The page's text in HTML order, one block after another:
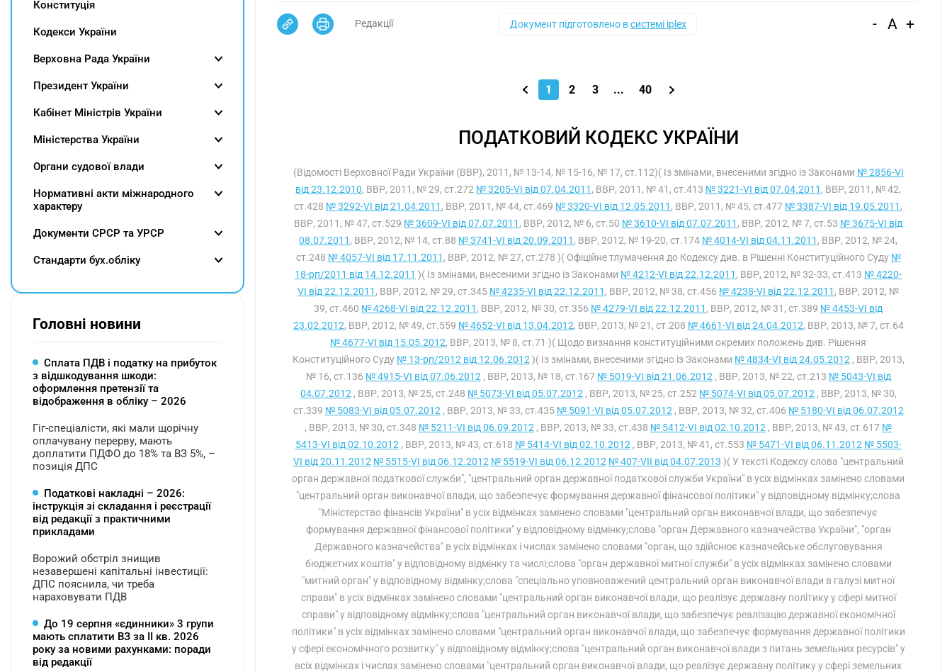
Редакції Документ підготовлено всистемі iplex - A +
1 2 3 ... 40
ПОДАТКОВИЙ КОДЕКС УКРАЇНИ
(Відомості Верховної Ради України (ВВР), 2011, № 13-14, № 15-16, № 17, ст.112)( Із змінами, внесеними згідно із Законами № 2856-VI
від 23.12.2010, ВВР, 2011, № 29, ст.272 № 3205-VI від 07.04.2011 , ВВР, 2011, № 41, ст.413 № 3221-VI від 07.04.2011 , ВВР, 2011, № 42,
ст.428 № 3292-VI від 21.04.2011 , ВВР, 2011, № 44, ст.469 № 3320-VI від 12.05.2011 , ВВР, 2011, № 45, ст.477 № 3387-VI від 19.05.2011 ,
ВВР, 2011, № 47, ст.529 № 3609-VI від 07.07.2011 , ВВР, 2012, № 6, ст.50 № 3610-VI від 07.07.2011 , ВВР, 2012, № 7, ст.53 № 3675-VI від
08.07.2011 , ВВР, 2012, № 14, ст.88 № 3741-VI від 20.09.2011 , ВВР, 2012, № 19-20, ст.174 № 4014-VI від 04.11.2011 , ВВР, 2012, № 24,
ст.248 № 4057-VI від 17.11.2011 , ВВР, 2012, № 27, ст.278 )( Офіційне тлумачення до Кодексу див. в Рішенні Конституційного Суду №
18-рп/2011 від 14.12.2011 )( Із змінами, внесеними згідно із Законами № 4212-VI від 22.12.2011 , ВВР, 2012, № 32-33, ст.413 № 4220-
VI від 22.12.2011 , ВВР, 2012, № 29, ст.345 № 4235-VI від 22.12.2011 , ВВР, 2012, № 38, ст.456 № 4238-VI від 22.12.2011 , ВВР, 2012, №
39, ст.460 № 4268-VI від 22.12.2011 , ВВР, 2012, № 30, ст.356 № 4279-VI від 22.12.2011 , ВВР, 2012, № 31, ст.389 № 4453-VI від
23.02.2012, ВВР, 2012, № 49, ст.559 № 4652-VI від 13.04.2012, ВВР, 2013, № 21, ст.208 № 4661-VI від 24.04.2012, ВВР, 2013, № 7, ст.64
№ 4677-VI від 15.05.2012, ВВР, 2013, № 8, ст.71 )( Щодо визнання конституційними окремих положень див. Рішення
Конституційного Суду № 13-рп/2012 від 12.06.2012 )( Із змінами, внесеними згідно із Законами № 4834-VI від 24.05.2012 , ВВР, 2013,
№ 16, ст.136 № 4915-VI від 07.06.2012 , ВВР, 2013, № 18, ст.167 № 5019-VI від 21.06.2012 , ВВР, 2013, № 22, ст.213 № 5043-VI від
04.07.2012 , ВВР, 2013, № 25, ст.248 № 5073-VI від 05.07.2012 , ВВР, 2013, № 25, ст.252 № 5074-VI від 05.07.2012 , ВВР, 2013, № 30,
ст.339 № 5083-VI від 05.07.2012 , ВВР, 2013, № 33, ст.435 № 5091-VI від 05.07.2012 , ВВР, 2013, № 32, ст.406 № 5180-VI від 06.07.2012
, ВВР, 2013, № 30, ст.348 № 5211-VI від 06.09.2012 , ВВР, 2013, № 33, ст.438 № 5412-VI від 02.10.2012 , ВВР, 2013, № 43, ст.617 №
5413-VI від 02.10.2012 , ВВР, 2013, № 43, ст.618 № 5414-VI від 02.10.2012 , ВВР, 2013, № 41, ст.553 № 5471-VI від 06.11.2012 № 5503-
VI від 20.11.2012 № 5515-VI від 06.12.2012 № 5519-VI від 06.12.2012 № 407-VII від 04.07.2013 )( У тексті Кодексу слова "центральний
орган державної податкової служби", "центральний орган державної податкової служби України" в усіх відмінках замінено словами
"центральний орган виконавчої влади, що забезпечує формування державної фінансової політики" у відповідному відмінку;слова
"Міністерство фінансів України" в усіх відмінках замінено словами "центральний орган виконавчої влади, що забезпечує
формування державної фінансової політики" у відповідному відмінку;слова "орган Державного казначейства України", "орган
Державного казначейства" в усіх відмінках і числах замінено словами "орган, що здійснює казначейське обслуговування
бюджетних коштів" у відповідному відмінку та числі;слова "орган державної митної служби" в усіх відмінках замінено словами
"митний орган" у відповідному відмінку;слова "спеціально уповноважений центральний орган виконавчої влади в галузі митної
справи" в усіх відмінках замінено словами "центральний орган виконавчої влади, що реалізує державну політику у сфері митної
справи" у відповідному відмінку;слова "центральний орган виконавчої влади, що забезпечує реалізацію державної економічної
політики" в усіх відмінках замінено словами "центральний орган виконавчої влади, що забезпечує формування державної політики
у сфері економічного розвитку" у відповідному відмінку;слова "центральний орган виконавчої влади з питань земельних ресурсів" у
всіх відмінках і числах замінено словами "центральний орган виконавчої влади, що реалізує державну політику у сфері земельних
Конституція
Кодекси України
Верховна Рада України
Президент України
Кабінет Міністрів України
Міністерства України
Органи судової влади
Нормативні акти міжнародного
характеру
Документи СРСР та УРСР
Cтандарти бух.обліку
Головні новини
Сплата ПДВ і податку на прибуток
з відшкодування шкоди:
оформлення претензії та
відображення в обліку – 2026
Гіг-спеціалісти, які мали щорічну
оплачувану перерву, мають
доплатити ПДФО до 18% та ВЗ 5%, –
позиція ДПС
Податкові накладні – 2026:
інструкція зі складання і реєстрації
від редакції з практичними
прикладами
Ворожий обстріл знищив
незавершені капітальні інвестиції:
ДПС пояснила, чи треба
нараховувати ПДВ
До 19 серпня «єдинники» 3 групи
мають сплатити ВЗ за ІІ кв. 2026
року за новими рахунками: поради
від редакції